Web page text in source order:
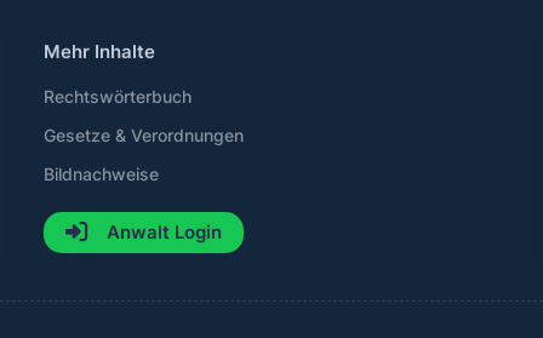
Mehr Inhalte
Rechtswörterbuch
Gesetze & Verordnungen
Bildnachweise
Anwalt Login